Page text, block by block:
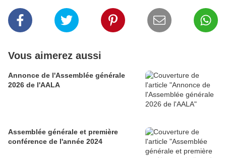
Vous aimerez aussi
Annonce de l'Assemblée générale
2026 de l'AALA
Assemblée générale et première
conférence de l'année 2024